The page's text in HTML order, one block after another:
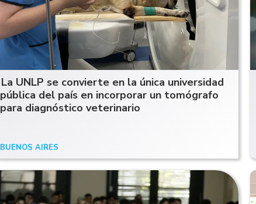
La UNLP se convierte en la única universidad
pública del país en incorporar un tomógrafo
para diagnóstico veterinario
BUENOS AIRES